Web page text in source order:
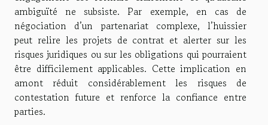
ambiguïté ne subsiste. Par exemple, en cas de
négociation d’un partenariat complexe, l’huissier
peut relire les projets de contrat et alerter sur les
risques juridiques ou sur les obligations qui pourraient
être difficilement applicables. Cette implication en
amont réduit considérablement les risques de
contestation future et renforce la confiance entre
parties.